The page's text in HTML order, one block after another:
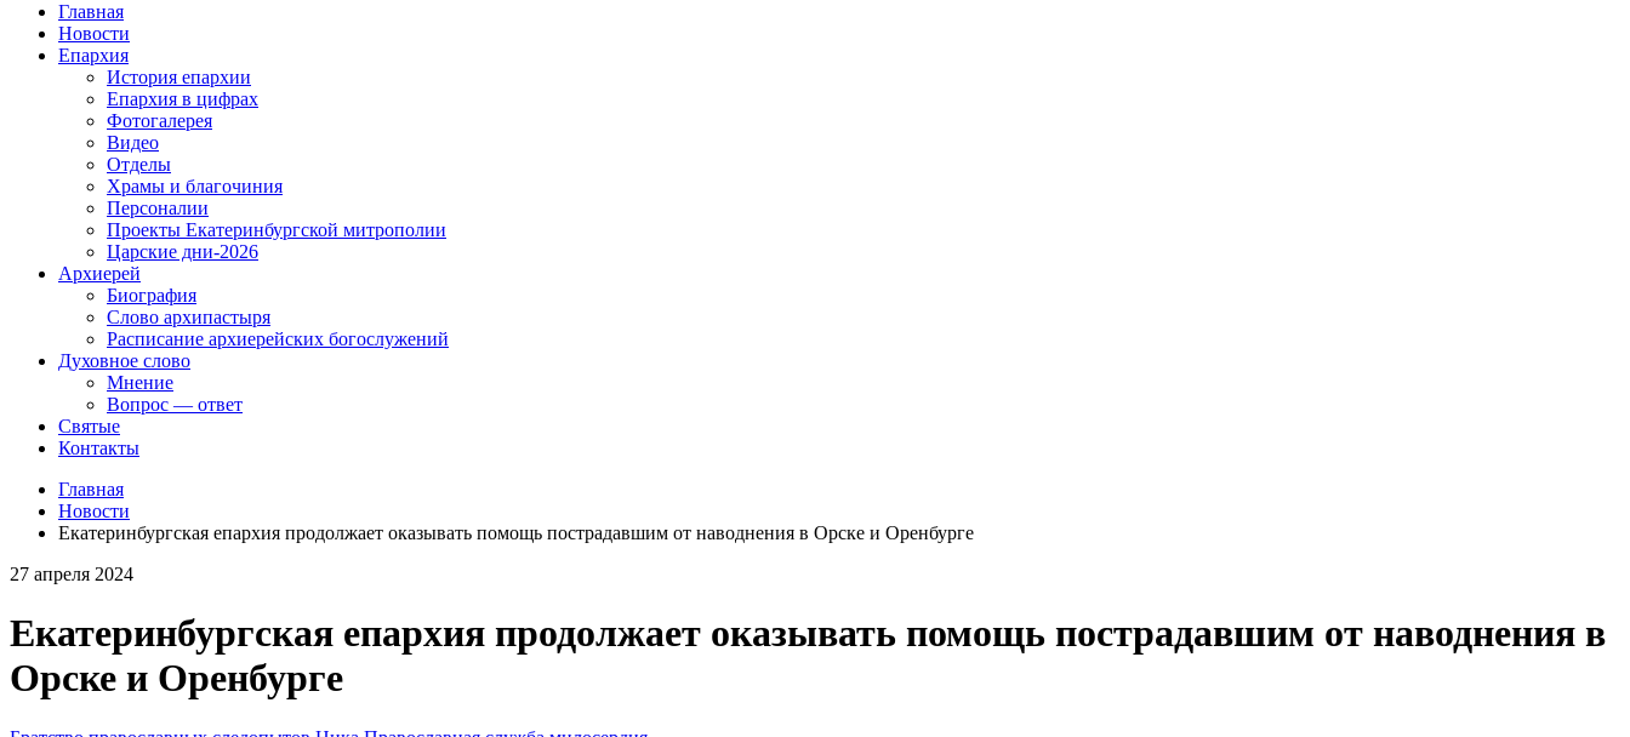
Главная
Новости
Епархия
История епархии
Епархия в цифрах
Фотогалерея
Видео
Отделы
Храмы и благочиния
Персоналии
Проекты Екатеринбургской митрополии
Царские дни-2026
Архиерей
Биография
Слово архипастыря
Расписание архиерейских богослужений
Духовное слово
Мнение
Вопрос — ответ
Святые
Контакты
Главная
Новости
Екатеринбургская епархия продолжает оказывать помощь пострадавшим от наводнения в Орске и Оренбурге
27 апреля 2024
Екатеринбургская епархия продолжает оказывать помощь пострадавшим от наводнения в
Орске и Оренбурге